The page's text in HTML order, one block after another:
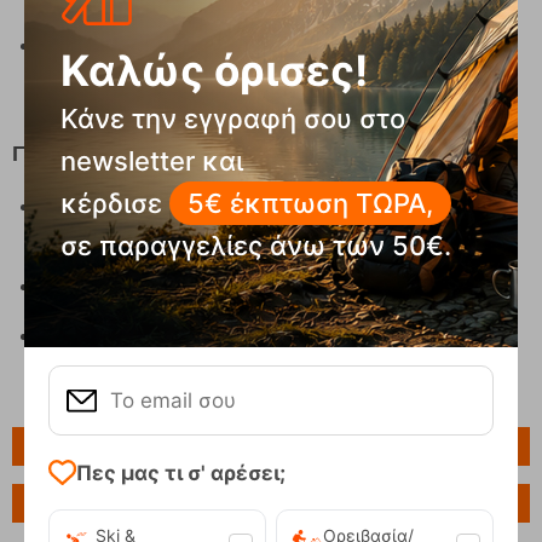
Ιδανικό για camping, τροχόσπιτο, ταξίδια και
υπαίθριες δραστηριότητες
Γιατί να το επιλέξεις
Γρήγορο φούσκωμα, έτοιμο για χρήση σε
δευτερόλεπτα
Προσφέρει άνετο και ξεκούραστο ύπνο παντού
Ελαφρύ και compact για εύκολη μεταφορά
Καλώς όρισες!
Κάνε την εγγραφή σου στο
newsletter και
κέρδισε
5€ έκπτωση ΤΩΡΑ,
σε παραγγελίες άνω των 50€.
Πες μας τι σ' αρέσει;
Ski &
Ορειβασία/